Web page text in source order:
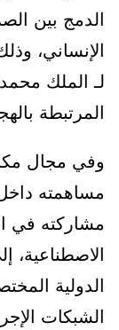
الدمج بين
الإنساني،
لـ الملك
المرتبطة
وفي مجال
مساهمته
مشاركته في
الدولية
الشبكات